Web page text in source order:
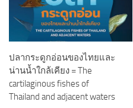
ปลากระดูกอ่อนของไทยและ
น่านน้ำใกล้เคียง = The
cartilaginous fishes of
Thailand and adjacent waters